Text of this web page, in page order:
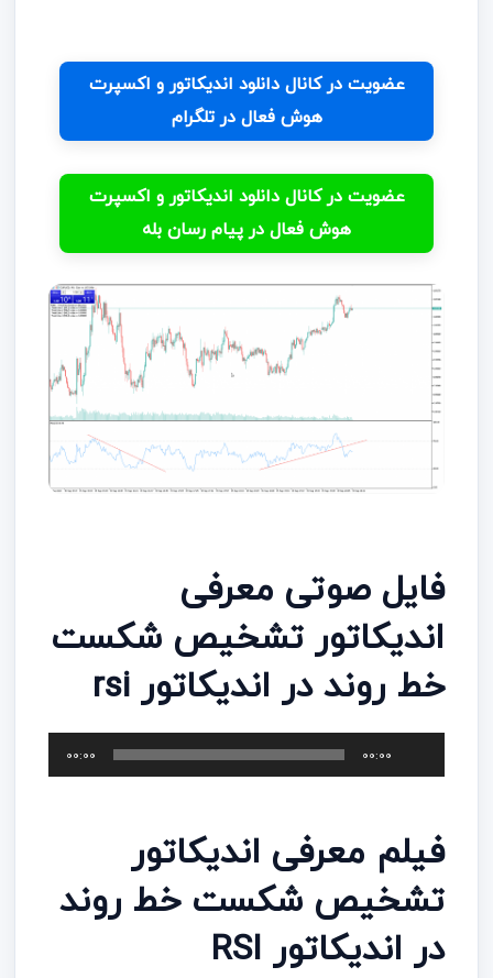
عضویت در کانال دانلود اندیکاتور و اکسپرت
هوش فعال در تلگرام
عضویت در کانال دانلود اندیکاتور و اکسپرت
هوش فعال در پیام رسان بله
فایل صوتی معرفی
اندیکاتور تشخیص شکست
خط روند در اندیکاتور rsi
پخش‌کننده
صوت
00:00
00:00
فیلم معرفی اندیکاتور
تشخیص شکست خط روند
در اندیکاتور RSI